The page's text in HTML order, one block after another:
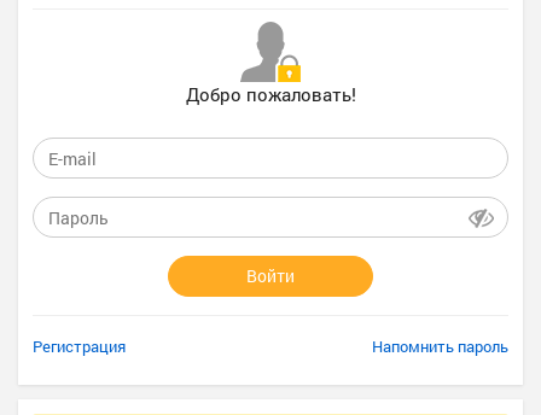
Добро пожаловать!
Войти
Регистрация Напомнить пароль